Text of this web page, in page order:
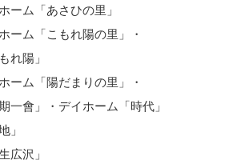
ーム「あさひの里」
ーム「こもれ陽の里」・
れ陽」
ーム「陽だまりの里」・
一會」・デイホーム「時代」
」
広沢」